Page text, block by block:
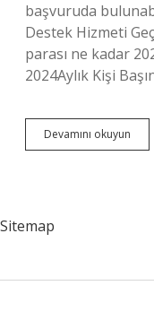
başvuruda
Destek Hizmeti
parası ne kadar
2024Aylık Kişi
Devamını okuyun
7800
Sitemap